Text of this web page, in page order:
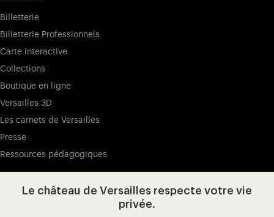
Billetterie
Billetterie Professionnels
Carte interactive
Collections
Boutique en ligne
Versailles 3D
Les carnets de Versailles
Presse
Ressources pédagogiques
Visitez notre Facebook (ouverture
Visitez notre X (ouverture dans un
Visitez notre Instagram
Visitez notre YouTube
Le château de Versailles respecte votre vie
privée.